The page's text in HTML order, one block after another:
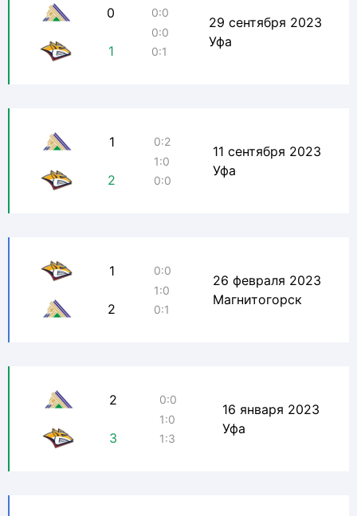
0
1
0:0
0:0
0:1
29 сентября 2023
Уфа
1
2
0:2
1:0
0:0
11 сентября 2023
Уфа
1
2
0:0
1:0
0:1
26 февраля 2023
Магнитогорск
2
3
0:0
1:0
1:3
16 января 2023
Уфа